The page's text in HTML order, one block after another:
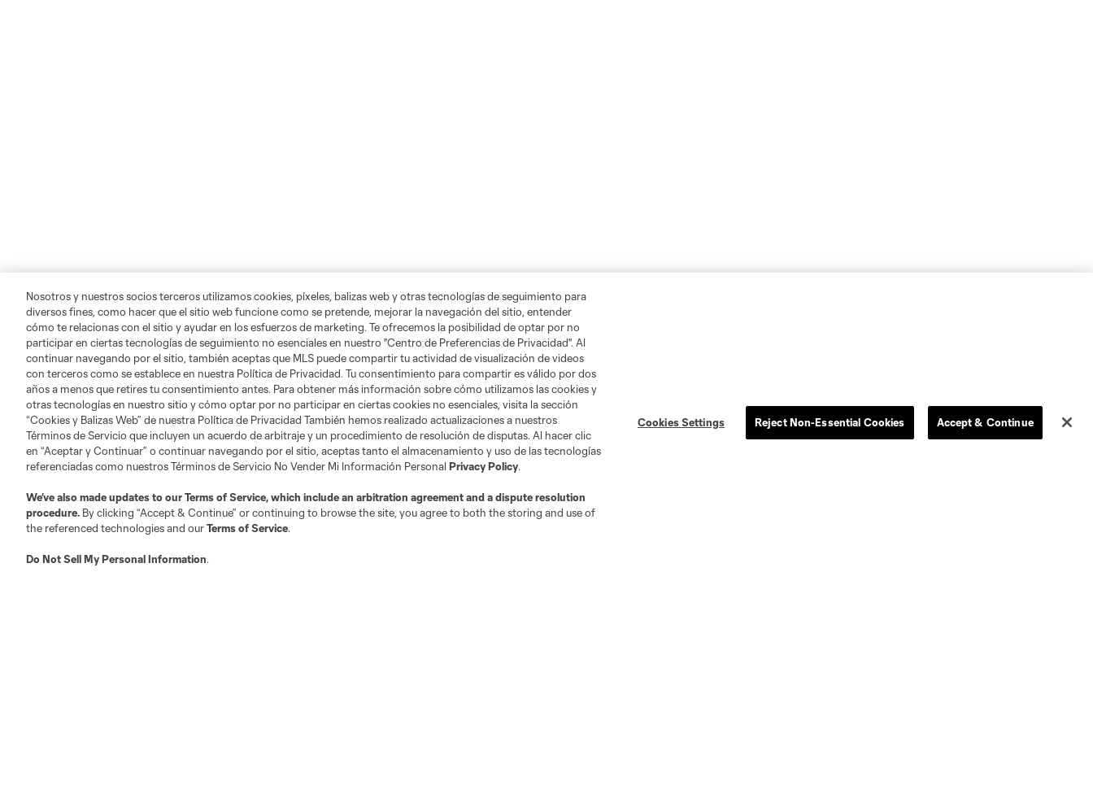
Nosotros y nuestros socios terceros utilizamos cookies, píxeles, balizas web y otras tecnologías de seguimiento para
diversos fines, como hacer que el sitio web funcione como se pretende, mejorar la navegación del sitio, entender
cómo te relacionas con el sitio y ayudar en los esfuerzos de marketing. Te ofrecemos la posibilidad de optar por no
participar en ciertas tecnologías de seguimiento no esenciales en nuestro "Centro de Preferencias de Privacidad". Al
continuar navegando por el sitio, también aceptas que MLS puede compartir tu actividad de visualización de videos
con terceros como se establece en nuestra Política de Privacidad. Tu consentimiento para compartir es válido por dos
años a menos que retires tu consentimiento antes. Para obtener más información sobre cómo utilizamos las cookies y
otras tecnologías en nuestro sitio y cómo optar por no participar en ciertas cookies no esenciales, visita la sección
“Cookies y Balizas Web” de nuestra Política de Privacidad También hemos realizado actualizaciones a nuestros
Términos de Servicio que incluyen un acuerdo de arbitraje y un procedimiento de resolución de disputas. Al hacer clic
en “Aceptar y Continuar” o continuar navegando por el sitio, aceptas tanto el almacenamiento y uso de las tecnologías
referenciadas como nuestros Términos de Servicio No Vender Mi Información Personal Privacy Policy.
We’ve also made updates to ourTerms of Service, which include an arbitration agreement and a dispute resolution
procedure. By clicking “Accept & Continue” or continuing to browse the site, you agree to both the storing and use of
the referenced technologies and ourTerms of Service.
Do Not Sell My Personal Information.
Cookies Settings Reject Non-Essential Cookies Accept & Continue